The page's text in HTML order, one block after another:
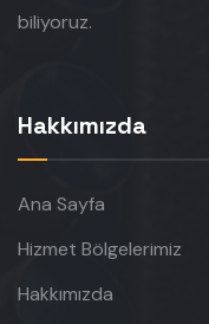
biliyoruz.
Hakkımızda
Ana Sayfa
Hizmet Bölgelerimiz
Hakkımızda